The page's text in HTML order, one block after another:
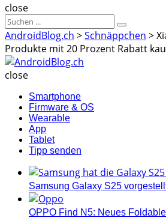
Suche
close
Sucheergebnisse
für
Suche
AndroidBlog.ch >Schnäppchen >
Produkte mit 20 Prozent Rabatt
close
Smartphone
Firmware & OS
Wearable
App
Tablet
Tipp senden
Samsung Galaxy S25
OPPO Find N5: Neues